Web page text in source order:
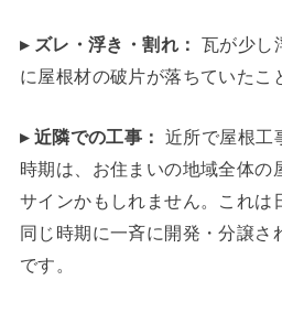
▸ ズレ・浮き・割れ：
瓦が少し
に屋根材の破片が落ちていたこ
▸ 近隣での工事：
近所で屋根工
時期は、お住まいの地域全体の
サインかもしれません。これは
同じ時期に一斉に開発・分譲さ
です。